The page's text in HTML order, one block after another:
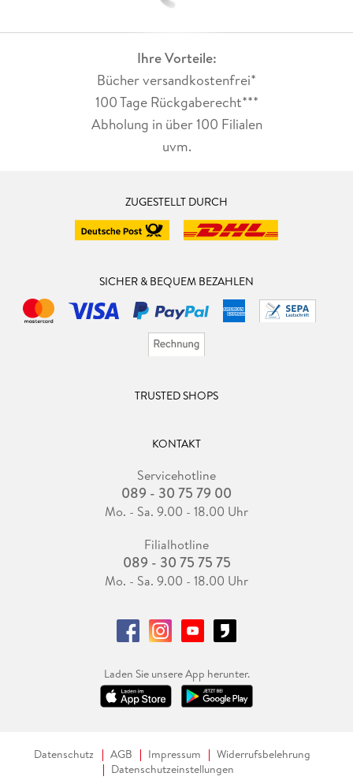
Ihre Vorteile:
Bücher versandkostenfrei*
100 Tage Rückgaberecht***
Abholung in über 100 Filialen
uvm.
ZUGESTELLT DURCH
SICHER & BEQUEM BEZAHLEN
TRUSTED SHOPS
KONTAKT
Servicehotline
089 - 30 75 79 00
Mo. - Sa. 9.00 - 18.00 Uhr
Filialhotline
089 - 30 75 75 75
Mo. - Sa. 9.00 - 18.00 Uhr
Laden Sie unsere App herunter.
Datenschutz AGB Impressum
Widerrufsbelehrung
Datenschutzeinstellungen